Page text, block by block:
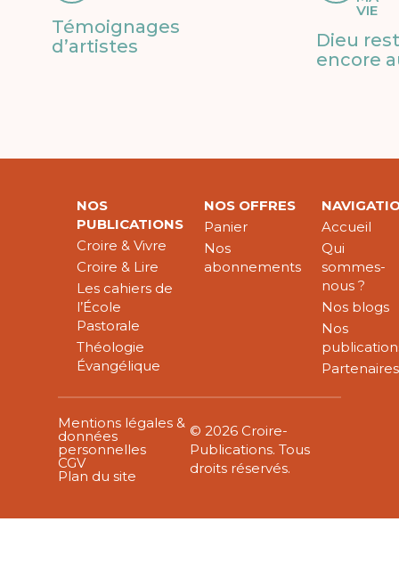
Témoignages
d’artistes
VIE
Dieu
encore
NOS
PUBLICATIONS
Croire & Vivre
Croire & Lire
Les cahiers de
l’École
Pastorale
Théologie
Évangélique
NOS OFFRES
Panier
Nos
abonnements
Accueil
Qui
sommes-
nous ?
Nos blogs
Nos
Partenaires
Mentions légales &
données
personnelles
CGV
Plan du site
© 2026 Croire-
Publications. Tous
droits réservés.